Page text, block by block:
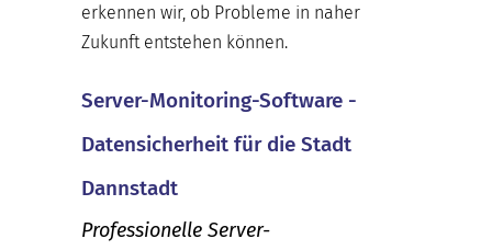
erkennen wir, ob Probleme in naher
Zukunft entstehen können.
Server-Monitoring-Software -
Datensicherheit für die Stadt
Dannstadt
Professionelle Server-